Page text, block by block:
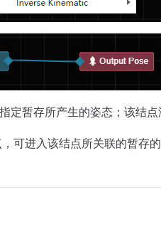
定暂存所产生的姿态；该结点
可进入该结点所关联的暂存的